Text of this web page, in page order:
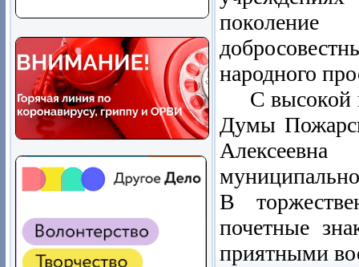
народного
С высокой
Думы
В
почетные
приятными